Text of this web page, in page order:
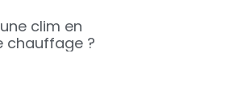
clim en
chauffage ?